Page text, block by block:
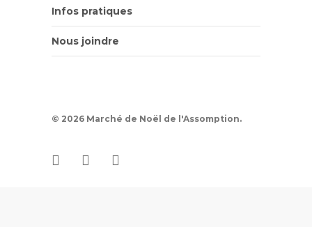
Infos pratiques
Nous joindre
© 2026 Marché de Noël de l'Assomption.